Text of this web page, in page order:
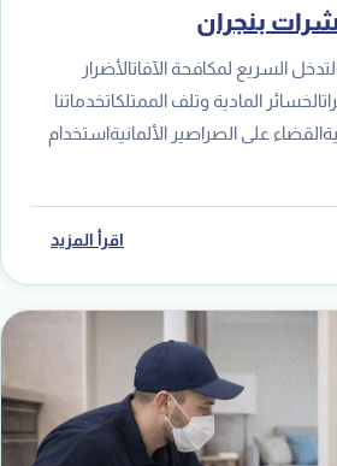
بنجران
السريع لمكافحة الآفاتالأضرار
المادية وتلف الممتلكاتخدماتنا
على الصراصير الألمانيةاستخدام
اقرأ المزيد